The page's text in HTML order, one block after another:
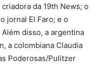
da 19th News; o
jornal El Faro; e o
Além disso, a argentina
a colombiana Claudia
Poderosas/Pulitzer